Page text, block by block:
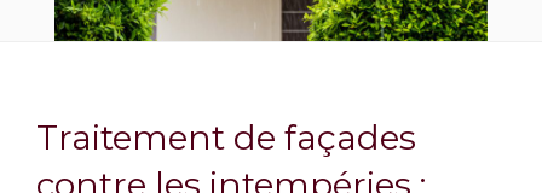
Traitement de façades